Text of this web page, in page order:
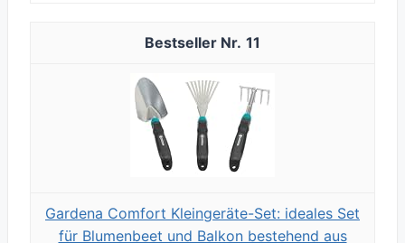
11
Gardena Comfort Kleingeräte-Set: ideales Set
für Blumenbeet und Balkon bestehend aus